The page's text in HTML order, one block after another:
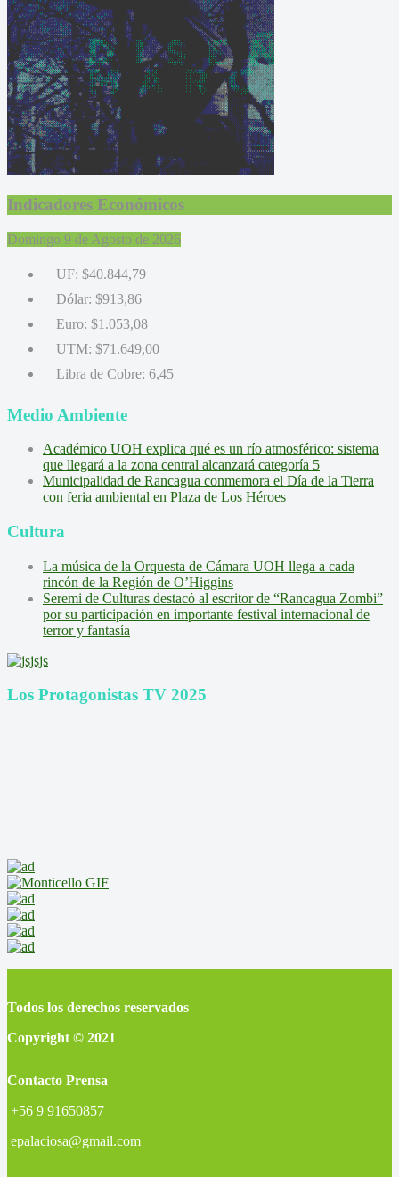
Indicadores Económicos
Domingo 9 de Agosto de 2026
UF: $40.844,79
Dólar: $913,86
Euro: $1.053,08
UTM: $71.649,00
Libra de Cobre: 6,45
Medio Ambiente
Académico UOH explica qué es un río atmosférico: sistema
que llegará a la zona central alcanzará categoría 5
Municipalidad de Rancagua conmemora el Día de la Tierra
con feria ambiental en Plaza de Los Héroes
Cultura
La música de la Orquesta de Cámara UOH llega a cada
rincón de la Región de O’Higgins
Seremi de Culturas destacó al escritor de “Rancagua Zombi”
por su participación en importante festival internacional de
terror y fantasía
Los Protagonistas TV 2025
Todos los derechos reservados
Copyright © 2021
Contacto Prensa
+56 9 91650857
epalaciosa@gmail.com